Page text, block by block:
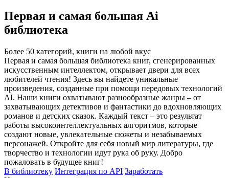
Первая и самая большая Ai
библиотека
Более 50 категорий, книги на любой вкус
Первая и самая большая библиотека книг, сгенерированных
искусственным интеллектом, открывает двери для всех
любителей чтения! Здесь вы найдете уникальные
произведения, созданные при помощи передовых технологий
AI. Наши книги охватывают разнообразные жанры – от
захватывающих детективов и фантастики до вдохновляющих
романов и детских сказок. Каждый текст – это результат
работы высокоинтеллектуальных алгоритмов, которые
создают новые, увлекательные сюжеты и незабываемых
персонажей. Откройте для себя новый мир литературы, где
творчество и технологии идут рука об руку. Добро
пожаловать в будущее книг!
В библиотеку Интеграция по API Заработать